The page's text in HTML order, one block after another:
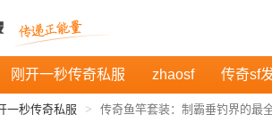
刚开一秒传奇私服 zhaosf 传奇sf
一秒传奇私服 传奇鱼竿套装：制霸垂钓界的最